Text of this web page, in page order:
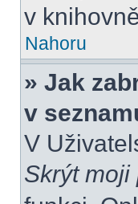
v
Nahoru
» Jak
v
V
Skrýt moji